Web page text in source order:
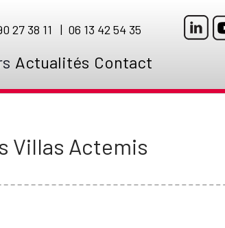
27 38 11 | 06 13 42 54 35
Actualités Contact
Villas Actemis